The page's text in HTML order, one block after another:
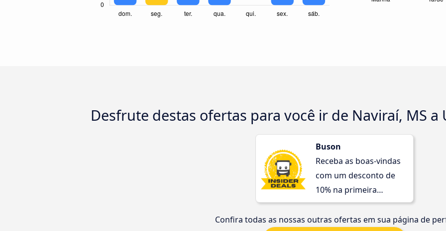
Desfrute destas ofertas para você ir de Naviraí, MS a
Buson
Receba as boas-vindas
com um desconto de
10% na primeira
compra!
Confira todas as nossas outras ofertas em sua página de